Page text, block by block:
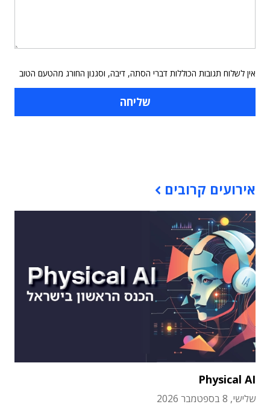
אין לשלוח תגובות הכוללות דברי הסתה, דיבה, וסגנון החורג מהטעם הטוב
אירועים קרובים
Physical AI
שלישי, 8 בספטמבר 2026